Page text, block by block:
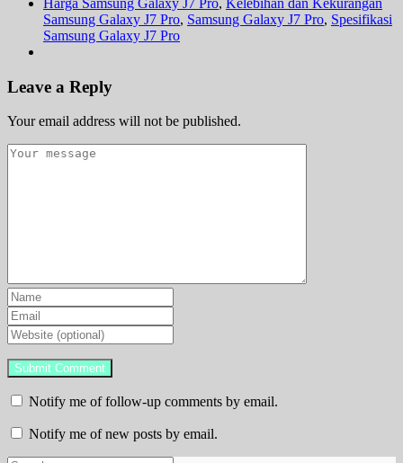
Samsung Galaxy J7 Pro, Samsung Galaxy J7 Pro, Spesifikasi
Samsung Galaxy J7 Pro
Leave a Reply
Your email address will not be published.
Notify me of follow-up comments by email.
Notify me of new posts by email.